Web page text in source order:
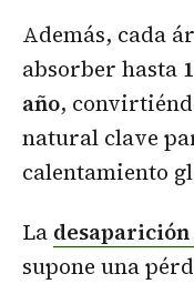
Además, cada
absorber hasta
año,
natural clave
calentamiento
La desaparición
supone una